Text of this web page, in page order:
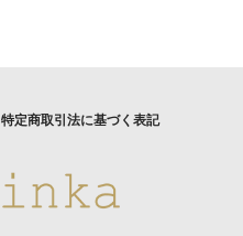
特定商取引法に基づく表記